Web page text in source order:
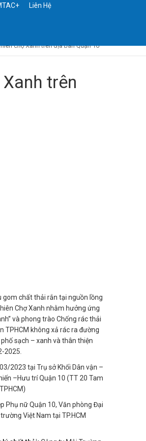
Liên Hệ
chợ Xanh trên địa bàn Quận 10
trên
gom chất thải rắn tại nguồn lồng
Chợ Xanh nhằm hưởng ứng
và phong trào Chống rác thải
TPHCM không xả rác ra đường
sạch – xanh và thân thiện
2025.
2023 tại Trụ sở Khối Dân vận –
–Hưu trí Quận 10 (TT 20 Tam
Phụ nữ Quận 10, Văn phòng Đại
Việt Nam tại TP.HCM